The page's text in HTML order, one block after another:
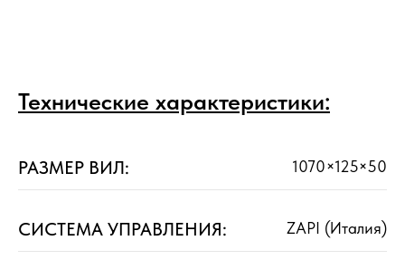
Технические характеристики:
РАЗМЕР ВИЛ: 1070×125×50
СИСТЕМА УПРАВЛЕНИЯ: ZAPI (Италия)